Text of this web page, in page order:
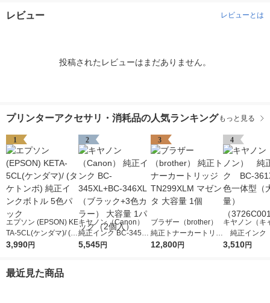
レビュー レビューとは
投稿されたレビューはまだありません。
プリンターアクセサリ・消耗品の人気ランキング もっと見る
1
エプソン (EPSON) KE
TA-5CL(ケンダマ)/ (タ
ケトンボ) 純正インク
3,990円
2
キヤノン（Canon）
純正インク BC-345XL
+BC-346XL （ブラッ
5,545円
3
ブラザー（brother）
純正トナーカートリッ
ジ TN299XLM マゼン
12,800円
4
キヤノン（キ
純正イン
1XL 3色一体
3,510円
最近見た商品